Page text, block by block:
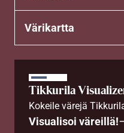
Värikartta
Tikkurila
Kokeile värejä
Visualisoi väreillä!